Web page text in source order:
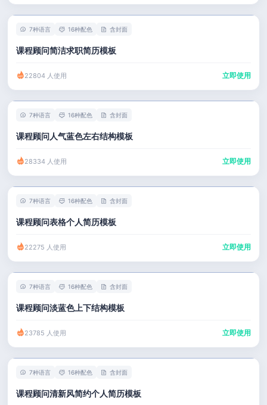
7种语言 16种配色 含封面
课程顾问简洁求职简历模板
22804 人使用 立即使用
7种语言 16种配色 含封面
课程顾问人气蓝色左右结构模板
28334 人使用 立即使用
7种语言 16种配色 含封面
课程顾问表格个人简历模板
22275 人使用 立即使用
7种语言 16种配色 含封面
课程顾问淡蓝色上下结构模板
23785 人使用 立即使用
7种语言 16种配色 含封面
课程顾问清新风简约个人简历模板